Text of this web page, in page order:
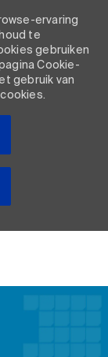
ervaring
te
gebruiken
Cookie-
gebruik van